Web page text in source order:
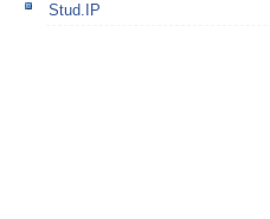
Stud.IP